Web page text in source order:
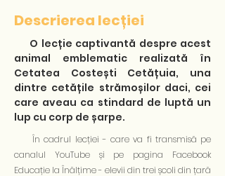
Descrierea lecției
O lecție captivantă despre acest
animal emblematic realizată în
Cetatea Costești Cetățuia, una
dintre cetățile strămoșilor daci, cei
care aveau ca stindard de luptă un
lup cu corp de șarpe.
În cadrul lecției - care va fi transmisă pe
canalul YouTube și pe pagina Facebook
Educație la Înălțime - elevii din trei școli din țară